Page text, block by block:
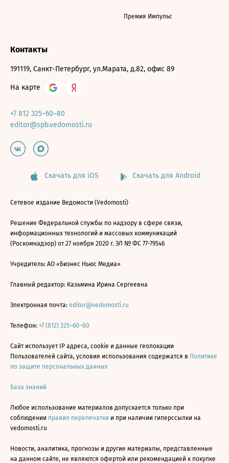
Премия Импульс
Контакты
191119, Санкт-Петербург, ул.Марата, д.82, офис 89
На карте
+7 812 325–60–80
editor@spb.vedomosti.ru
Скачать для iOS Скачать для Android
Сетевое издание Ведомости (Vedomosti)
Решение Федеральной службы по надзору в сфере связи,
информационных технологий и массовых коммуникаций
(Роскомнадзор) от 27 ноября 2020 г. ЭЛ № ФС 77-79546
Учредитель: АО «Бизнес Ньюс Медиа»
Главный редактор: Казьмина Ирина Сергеевна
Электронная почта: editor@vedomosti.ru
Телефон: +7 (812) 325–60–80
Сайт использует IP адреса, cookie и данные геолокации
Пользователей сайта, условия использования содержатся в Политике
по защите персональных данных
База знаний
Любое использование материалов допускается только при
соблюдении правил перепечатки и при наличии гиперссылки на
vedomosti.ru
Новости, аналитика, прогнозы и другие материалы, представленные
на данном сайте, не являются офертой или рекомендацией к покупке